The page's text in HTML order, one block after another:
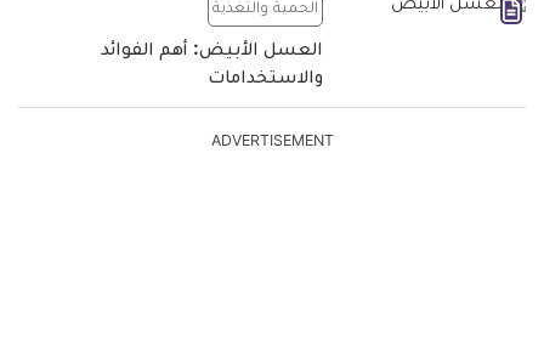
الحمية والتغذية
العسل الأبيض: أهم الفوائد
والاستخدامات
ADVERTISEMENT